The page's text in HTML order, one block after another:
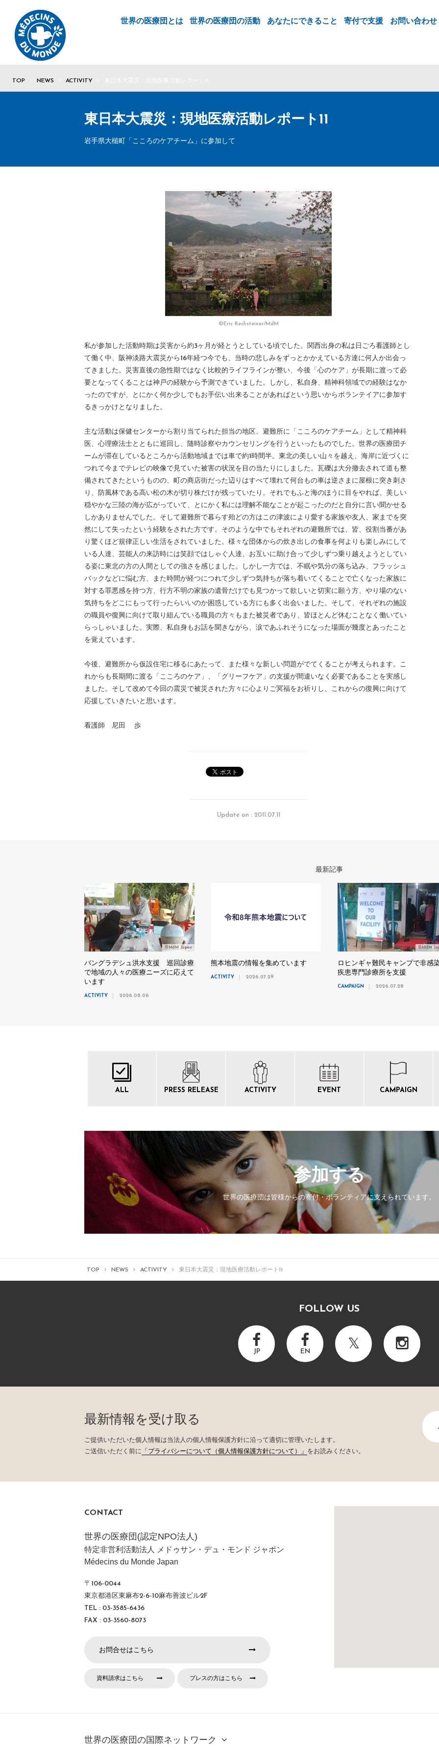
世界の医療団とは 世界の医療団の活動 あなたにできること 寄付で支援 お問い合わせ
TOP NEWS ACTIVITY
東日本大震災：現地医療活動レポート11
岩手県大槌町「こころのケアチーム」に参加して
©Eric Rechsteiner/MdM
私が参加した活動時期は災害から約3ヶ月が経とうとしている頃でした。関西出身の私は日ごろ看護師とし
て働く中、阪神淡路大震災から16年経つ今でも、当時の悲しみをずっとかかえている方達に何人か出会っ
てきました。災害直後の急性期ではなく比較的ライフラインが整い、今後「心のケア」が長期に渡って必
要となってくることは神戸の経験から予測できていました。しかし、私自身、精神科領域での経験はなか
ったのですが、とにかく何か少しでもお手伝い出来ることがあればという思いからボランテイアに参加す
るきっかけとなりました。
主な活動は保健センターから割り当てられた担当の地区、避難所に「こころのケアチーム」として精神科
医、心理療法士とともに巡回し、随時診察やカウンセリングを行うといったものでした。世界の医療団チ
ームが滞在しているところから活動地域までは車で約1時間半。東北の美しい山々を越え、海岸に近づくに
つれて今までテレビの映像で見ていた被害の状況を目の当たりにしました。瓦礫は大分撤去されて道も整
備されてきたというものの、町の商店街だった辺りはすべて壊れて何台もの車は逆さまに屋根に突き刺さ
り、防風林である高い松の木が切り株だけが残っていたり。それでもふと海のほうに目をやれば、美しい
穏やかな三陸の海が広がっていて、とにかく私には理解不能なことが起こったのだと自分に言い聞かせる
しかありませんでした。そして避難所で暮らす殆どの方はこの津波により愛する家族や友人、家までを突
然にして失ったという経験をされた方です。そのような中でもそれぞれの避難所では、皆、役割当番があ
り驚くほど規律正しい生活をされていました。様々な団体からの炊き出しの食事を何よりも楽しみにして
いる人達、芸能人の来訪時には笑顔ではしゃぐ人達、お互いに助け合って少しずつ乗り越えようとしてい
る姿に東北の方の人間としての強さを感じました。しかし一方では、不眠や気分の落ち込み、フラッシュ
バックなどに悩む方、また時間が経つにつれて少しずつ気持ちが落ち着いてくることで亡くなった家族に
対する罪悪感を持つ方、行方不明の家族の遺骨だけでも見つかって欲しいと切実に願う方、やり場のない
気持ちをどこにもって行ったらいいのか困惑している方にも多く出会いました。そして、それぞれの施設
の職員や復興に向けて取り組んでいる職員の方々もまた被災者であり、皆ほとんど休むことなく働いてい
らっしゃいました。実際、私自身もお話を聞きながら、涙であふれそうになった場面が幾度とあったこと
を覚えています。
今後、避難所から仮設住宅に移るにあたって、また様々な新しい問題がでてくることが考えられます。こ
れからも長期間に渡る「こころのケア」、「グリーフケア」の支援が間違いなく必要であることを実感し
ました。そして改めて今回の震災で被災された方々に心よりご冥福をお祈りし、これからの復興に向けて
応援していきたいと思います。
看護師 尼田 歩
Update on : 2011.07.11
最新記事
©MdM Japan
バングラデシュ洪水支援 巡回診療
で地域の人々の医療ニーズに応えて
います
ACTIVITY 2026.08.06
熊本地震の情報を集めています
ACTIVITY 2026.07.29
©MdM
ロヒンギャ難民キャンプで非感
疾患専門診療所を支援
CAMPAIGN 2026.07.28
ALL PRESS RELEASE ACTIVITY EVENT CAMPAIGN
参加する
世界の医療団は皆様からの寄付・ボランティアに支えられています。
TOP NEWS ACTIVITY 東日本大震災：現地医療活動レポート11
FOLLOW US
JP EN
最新情報を受け取る
ご提供いただいた個人情報は当法人の個人情報保護方針に沿って適切に管理いたします。
ご送信いただく前に 「プライバシーについて（個人情報保護方針について）」 をお読みください。
CONTACT
世界の医療団(認定NPO法人)
特定非営利活動法人 メドゥサン・デュ・モンド ジャポン
Médecins du Monde Japan
〒106-0044
東京都港区東麻布2-6-10麻布善波ビル2F
TEL : 03-3585-6436
FAX : 03-3560-8073
お問合せはこちら
資料請求はこちら プレスの方はこちら
世界の医療団の国際ネットワーク